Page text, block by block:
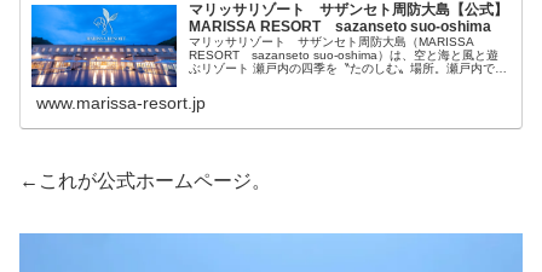
マリッサリゾート サザンセト周防大島【公式】
MARISSA RESORT sazanseto suo-oshima
マリッサリゾート サザンセト周防大島（MARISSA
RESORT sazanseto suo-oshima）は、空と海と風と遊
ぶリゾート 瀬戸内の四季を〝たのしむ〟場所。瀬戸内で一
暮らす...
www.marissa-resort.jp
←これが公式ホームページ。